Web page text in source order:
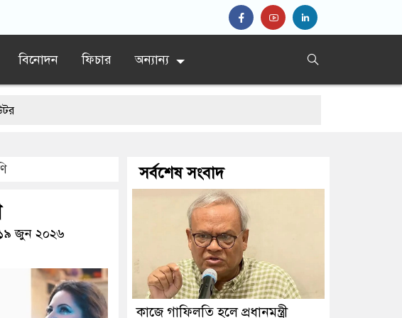
বিনোদন ফিচার অন্যান্য
জুন ২০২৬
সর্বশেষ সংবাদ
কাজে গাফিলতি হলে প্রধানমন্ত্রী